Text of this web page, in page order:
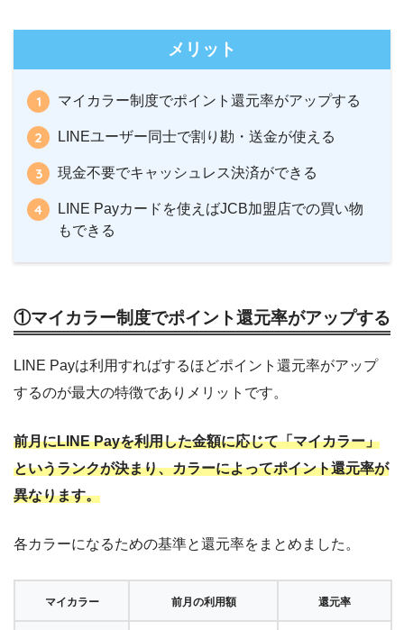
メリット
マイカラー制度でポイント還元率がアップする
LINEユーザー同士で割り勘・送金が使える
現金不要でキャッシュレス決済ができる
LINE Payカードを使えばJCB加盟店での買い物
もできる
①マイカラー制度でポイント還元率がアップする
LINE Payは利用すればするほどポイント還元率がアップ
するのが最大の特徴でありメリットです。
前月にLINE Payを利用した金額に応じて「マイカラー」
というランクが決まり、カラーによってポイント還元率が
異なります。
各カラーになるための基準と還元率をまとめました。
マイカラー 前月の利用額 還元率